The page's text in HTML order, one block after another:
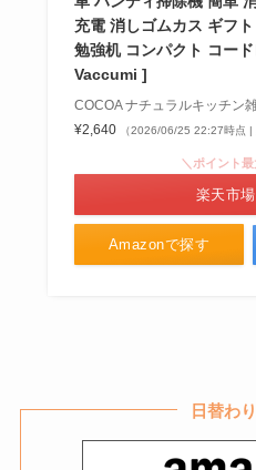
充電 消しゴムカス ギフ
勉強机 コンパクト コー
Vaccumi ]
COCOA ナチュラルキッチン
¥2,640
（2026/06/25 22:27時点 |
Amazonで探す
＼ポイント
楽天市
日替わ